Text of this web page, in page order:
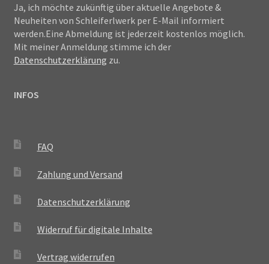
Ja, ich möchte zukünftig über aktuelle Angebote &
Neuheiten von Schleiferlwerk per E-Mail informiert
werden.Eine Abmeldung ist jederzeit kostenlos möglich.
Mit meiner Anmeldung stimme ich der
Datenschutzerklärung zu.
INFOS
FAQ
Zahlung und Versand
Datenschutzerklärung
Widerruf für digitale Inhalte
Vertrag widerrufen